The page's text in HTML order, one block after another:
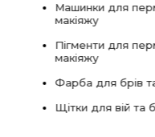
Машинки для
макіяжу
Пігменти для
макіяжу
Фарба для брів
Щітки для вій та